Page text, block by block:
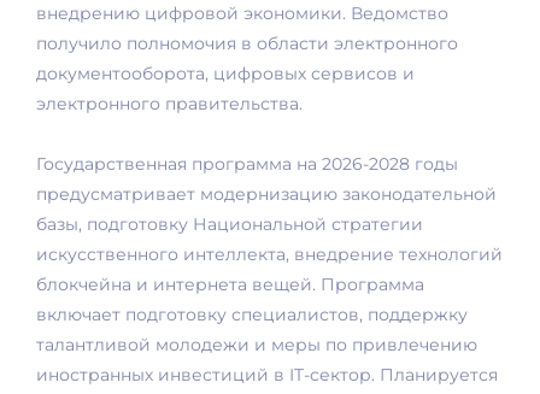
внедрению цифровой экономики. Ведомство
получило полномочия в области электронного
документооборота, цифровых сервисов и
электронного правительства.
Государственная программа на 2026-2028 годы
предусматривает модернизацию законодательной
базы, подготовку Национальной стратегии
искусственного интеллекта, внедрение технологий
блокчейна и интернета вещей. Программа
включает подготовку специалистов, поддержку
талантливой молодежи и меры по привлечению
иностранных инвестиций в IT-сектор. Планируется